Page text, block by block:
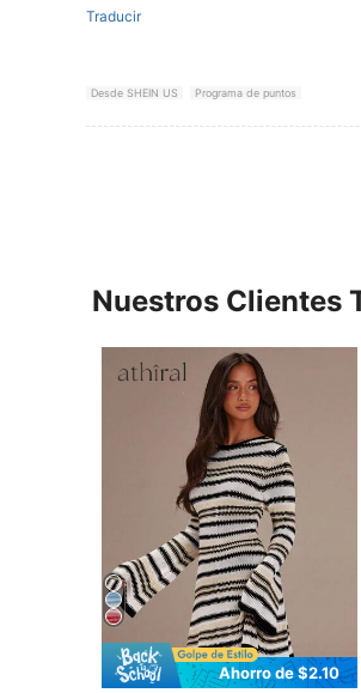
Traducir
Desde SHEIN US Programa de puntos
Nuestros Clientes
Ahorro de $2.10